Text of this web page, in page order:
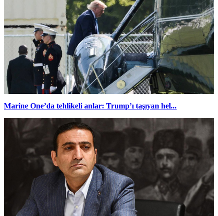
Marine One’da tehlikeli anlar: Trump’ı taşıyan hel...